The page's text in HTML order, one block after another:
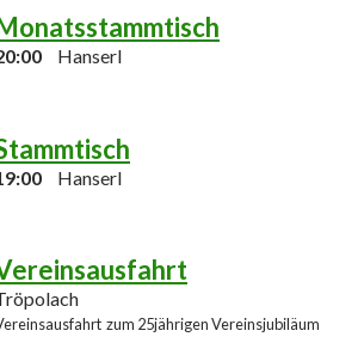
Hanserl
Hanserl
zum 25jährigen Vereinsjubiläum